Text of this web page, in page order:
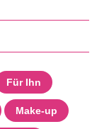
Für Ihn
Make-up